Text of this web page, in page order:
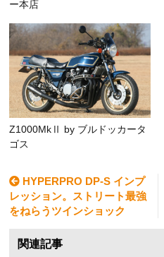
ー本店
Z1000MkⅡ by ブルドッカータ
ゴス
HYPERPRO DP-S インプ
レッション。ストリート最強
をねらうツインショック
関連記事